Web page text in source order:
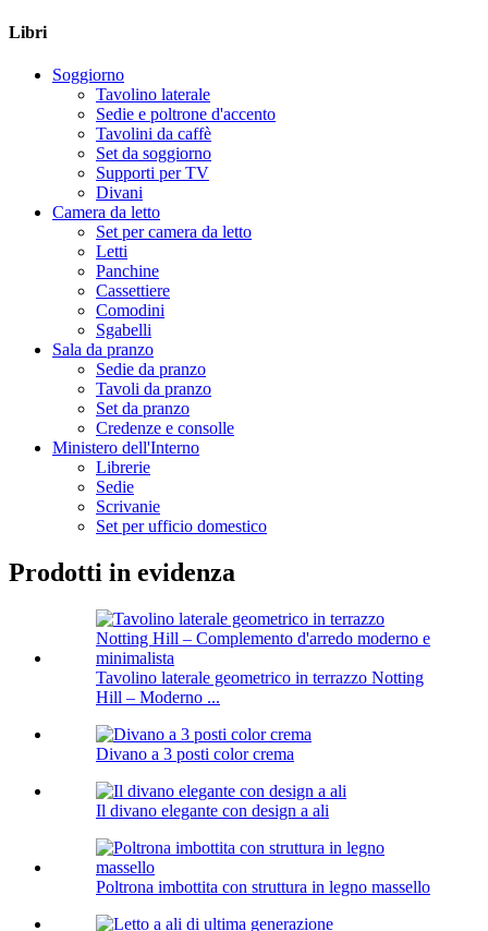
Libri
Soggiorno
Tavolino laterale
Sedie e poltrone d'accento
Tavolini da caffè
Set da soggiorno
Supporti per TV
Divani
Camera da letto
Set per camera da letto
Letti
Panchine
Cassettiere
Comodini
Sgabelli
Sala da pranzo
Sedie da pranzo
Tavoli da pranzo
Set da pranzo
Credenze e consolle
Ministero dell'Interno
Librerie
Sedie
Scrivanie
Set per ufficio domestico
Prodotti in evidenza
Tavolino laterale geometrico in terrazzo Notting
Hill – Moderno ...
Divano a 3 posti color crema
Il divano elegante con design a ali
Poltrona imbottita con struttura in legno massello